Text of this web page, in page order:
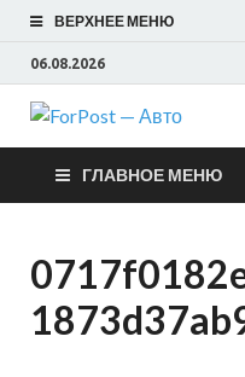
ВЕРХНЕЕ МЕНЮ
06.08.2026
ГЛАВНОЕ МЕНЮ